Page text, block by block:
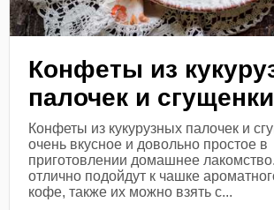
Конфеты из
палочек и сгущенки
Конфеты из кукурузных палочек и
очень вкусное и довольно простое в
приготовлении домашнее
отлично подойдут к чашке
кофе, также их можно взять с...